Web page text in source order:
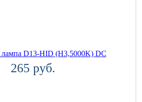
лампа D13-HID (H3,5000K) DC
265 руб.